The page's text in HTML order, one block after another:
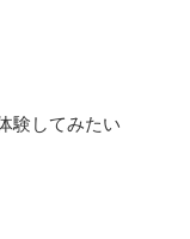
験してみたい